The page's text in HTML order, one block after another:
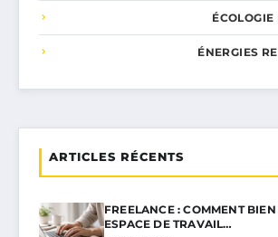
ÉNERGIES
ARTICLES RÉCENTS
FREELANCE : COMMENT
ESPACE DE TRAVAIL…